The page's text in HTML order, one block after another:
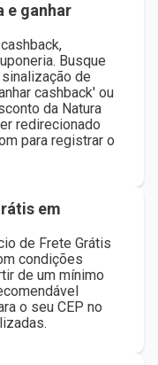
e ganhar
Busque
de
cashback' ou
da Natura
redirecionado
para registrar o
em
de Frete Grátis
condições
de um mínimo
o seu CEP no